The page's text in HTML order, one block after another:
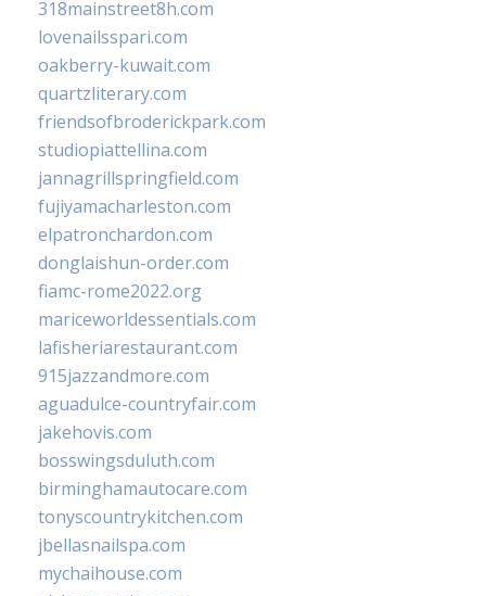
318mainstreet8h.com
lovenailsspari.com
oakberry-kuwait.com
quartzliterary.com
friendsofbroderickpark.com
studiopiattellina.com
jannagrillspringfield.com
fujiyamacharleston.com
elpatronchardon.com
donglaishun-order.com
fiamc-rome2022.org
mariceworldessentials.com
lafisheriarestaurant.com
915jazzandmore.com
aguadulce-countryfair.com
jakehovis.com
bosswingsduluth.com
birminghamautocare.com
tonyscountrykitchen.com
jbellasnailspa.com
mychaihouse.com